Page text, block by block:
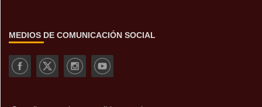
MEDIOS DE COMUNICACIÓN SOCIAL